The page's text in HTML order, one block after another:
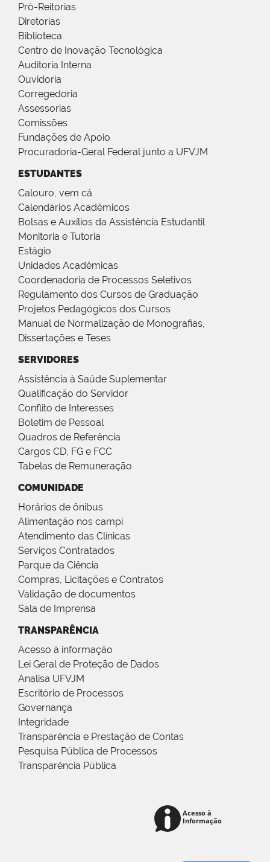
Pró-Reitorias
Diretorias
Biblioteca
Centro de Inovação Tecnológica
Auditoria Interna
Ouvidoria
Corregedoria
Assessorias
Comissões
Fundações de Apoio
Procuradoria-Geral Federal junto a UFVJM
ESTUDANTES
Calouro, vem cá
Calendários Acadêmicos
Bolsas e Auxílios da Assistência Estudantil
Monitoria e Tutoria
Estágio
Unidades Acadêmicas
Coordenadoria de Processos Seletivos
Regulamento dos Cursos de Graduação
Projetos Pedagógicos dos Cursos
Manual de Normalização de Monografias,
Dissertações e Teses
SERVIDORES
Assistência à Saúde Suplementar
Qualificação do Servidor
Conflito de Interesses
Boletim de Pessoal
Quadros de Referência
Cargos CD, FG e FCC
Tabelas de Remuneração
COMUNIDADE
Horários de ônibus
Alimentação nos campi
Atendimento das Clínicas
Serviços Contratados
Parque da Ciência
Compras, Licitações e Contratos
Validação de documentos
Sala de Imprensa
TRANSPARÊNCIA
Acesso à informação
Lei Geral de Proteção de Dados
Analisa UFVJM
Escritório de Processos
Governança
Integridade
Transparência e Prestação de Contas
Pesquisa Pública de Processos
Transparência Pública